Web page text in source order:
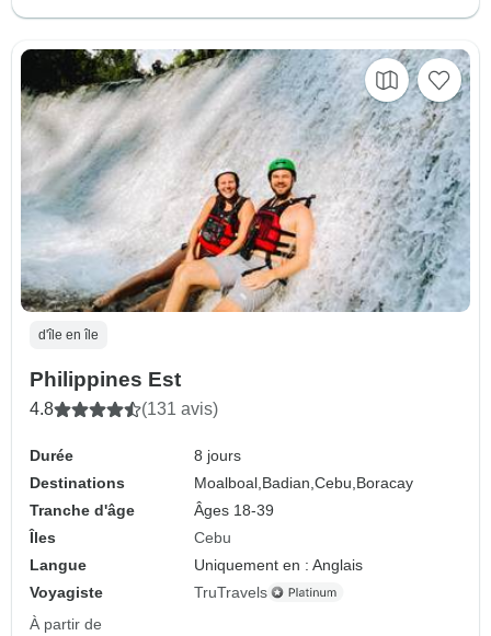
d'île en île
Philippines Est
4.8 (131 avis)
Durée
8 jours
Destinations
Moalboal, Badian,Cebu, Boracay
Tranche d'âge
Âges 18-39
Îles
Cebu
Langue
Uniquement en : Anglais
Voyagiste
TruTravels
À partir de